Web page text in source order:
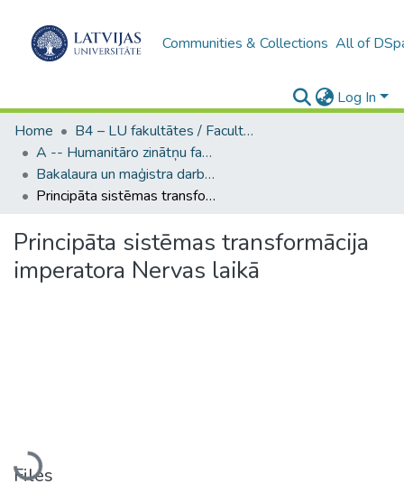
Communities & Collections All of
Log In
Home
B4 – LU fakultātes / Faculties of the UL
A -- Humanitāro zinātņu fakultāte / Faculty of Humanities
Bakalaura un maģistra darbi (HZF) / Bachelor's and Master's theses
Principāta sistēmas transformācija imperatora Nervas laikā
Principāta sistēmas transformācija
imperatora Nervas laikā
Loading...
Files